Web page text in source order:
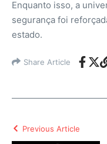
Enquanto isso, a
segurança foi
estado.
Share Article
Previous Article